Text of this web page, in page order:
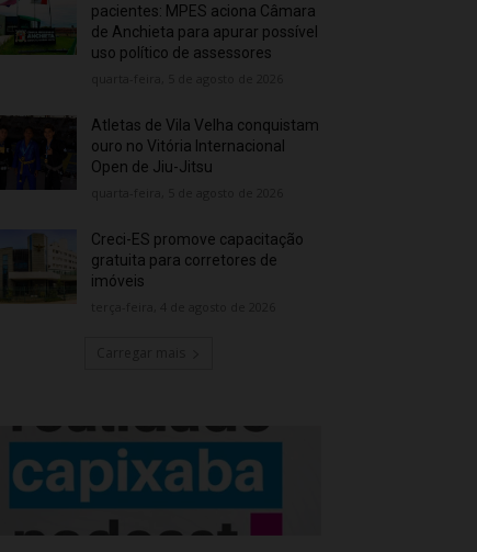
pacientes: MPES aciona Câmara
de Anchieta para apurar possível
uso político de assessores
Atletas de Vila Velha conquistam
ouro no Vitória Internacional
Open de Jiu-Jitsu
Creci-ES promove capacitação
gratuita para corretores de
imóveis